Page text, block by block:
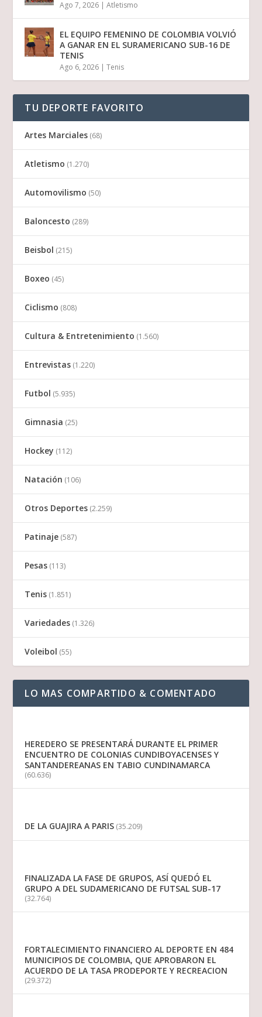
Ago 7, 2026 |Atletismo
EL EQUIPO FEMENINO DE COLOMBIA VOLVIÓ
A GANAR EN EL SURAMERICANO SUB-16 DE
TENIS
Ago 6, 2026 |Tenis
TU DEPORTE FAVORITO
Artes Marciales (68)
Atletismo (1.270)
Automovilismo (50)
Baloncesto (289)
Beisbol (215)
Boxeo (45)
Ciclismo (808)
Cultura & Entretenimiento (1.560)
Entrevistas (1.220)
Futbol (5.935)
Gimnasia (25)
Hockey (112)
Natación (106)
Otros Deportes (2.259)
Patinaje (587)
Pesas (113)
Tenis (1.851)
Variedades (1.326)
Voleibol (55)
LO MAS COMPARTIDO & COMENTADO
HEREDERO SE PRESENTARÁ DURANTE EL PRIMER
ENCUENTRO DE COLONIAS CUNDIBOYACENSES Y
SANTANDEREANAS EN TABIO CUNDINAMARCA
(60.636)
DE LA GUAJIRA A PARIS (35.209)
FINALIZADA LA FASE DE GRUPOS, ASÍ QUEDÓ EL
GRUPO A DEL SUDAMERICANO DE FUTSAL SUB-17
(32.764)
FORTALECIMIENTO FINANCIERO AL DEPORTE EN 484
MUNICIPIOS DE COLOMBIA, QUE APROBARON EL
ACUERDO DE LA TASA PRODEPORTE Y RECREACION
(29.372)